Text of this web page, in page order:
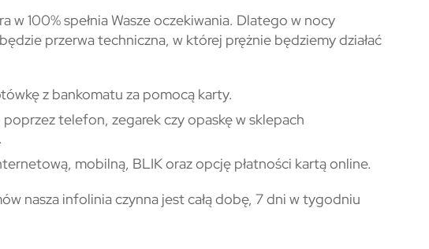
100% spełnia Wasze oczekiwania. Dlatego w nocy
będzie przerwa techniczna, w której prężnie będziemy działać
z bankomatu za pomocą karty.
telefon, zegarek czy opaskę w sklepach
mobilną, BLIK oraz opcję płatności kartą online.
nasza infolinia czynna jest całą dobę, 7 dni w tygodniu